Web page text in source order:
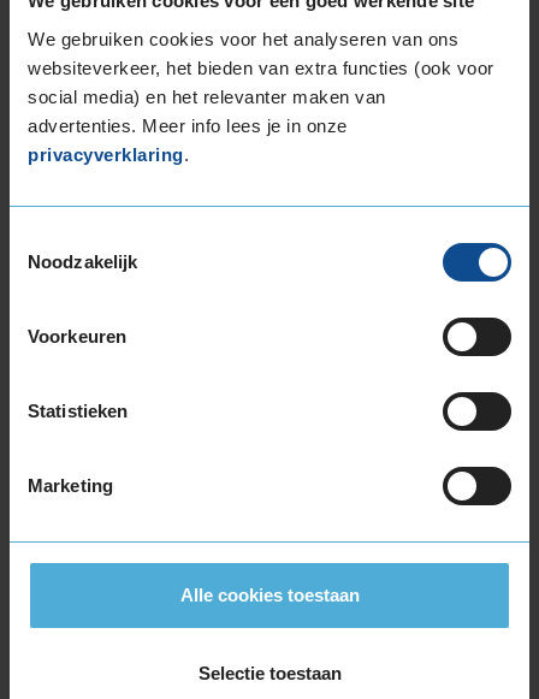
We gebruiken cookies voor het analyseren van ons
websiteverkeer, het bieden van extra functies (ook voor
social media) en het relevanter maken van
advertenties. Meer info lees je in onze
privacyverklaring.
Noodzakelijk
Voorkeuren
Statistieken
Marketing
Alle cookies toestaan
Selectie toestaan
Stikstof
Bandengarantieplan
of
17-inch banden
225/45R17 91W
225/45R17 94Y EXTRALOAD